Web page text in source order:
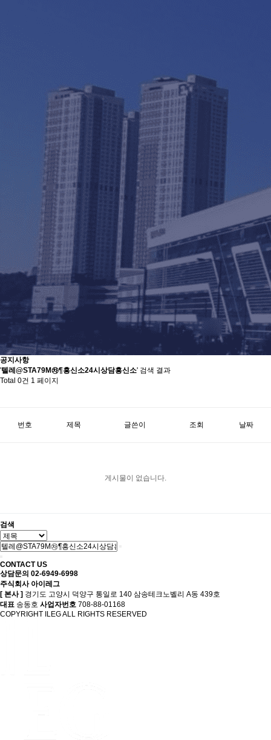
공지사항
'텔레@STA79M㉷¶흥신소24시상담흥신소' 검색 결과
Total 0건 1 페이지
번호 제목 글쓴이 조회 날짜
게시물이 없습니다.
검색
CONTACT US
상담문의 02-6949-6998
주식회사 아이레그
[ 본사 ] 경기도 고양시 덕양구 통일로 140 삼송테크노벨리 A동 439호
대표 송동호 사업자번호 708-88-01168
COPYRIGHT ILEG ALL RIGHTS RESERVED